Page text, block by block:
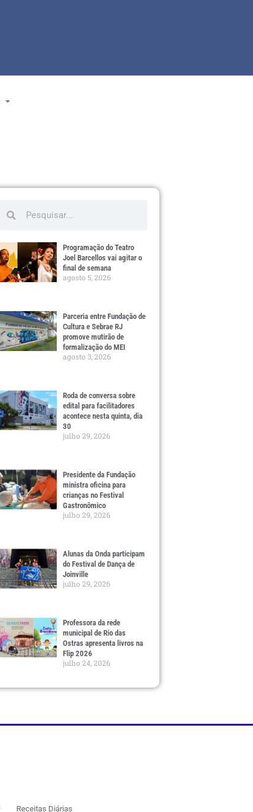
Programação do Teatro
Joel Barcellos vai agitar o
final de semana
agosto 5, 2026
Parceria entre Fundação de
Cultura e Sebrae RJ
promove mutirão de
formalização do MEI
agosto 3, 2026
Roda de conversa sobre
edital para facilitadores
acontece nesta quinta, dia
30
julho 29, 2026
Presidente da Fundação
ministra oficina para
crianças no Festival
Gastronômico
julho 29, 2026
Alunas da Onda participam
do Festival de Dança de
Joinville
julho 29, 2026
Professora da rede
municipal de Rio das
Ostras apresenta livros na
Flip 2026
julho 24, 2026
Receitas Diárias